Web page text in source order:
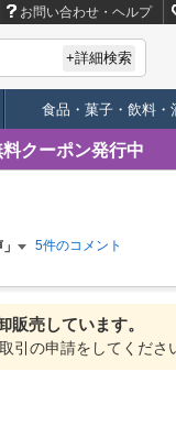
お問い合わせ・ヘルプ
+詳細検索
食品・菓子・飲料・
クーポン発行中
5件のコメント
販売しています。
引の申請をしてくださ